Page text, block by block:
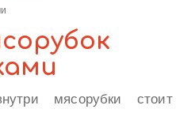
мясорубки стоит